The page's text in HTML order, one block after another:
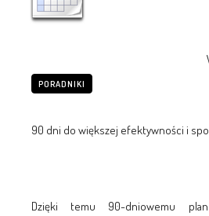
PORADNIKI
90 dni do większej efektywności i
Dzięki temu 90-dniowemu